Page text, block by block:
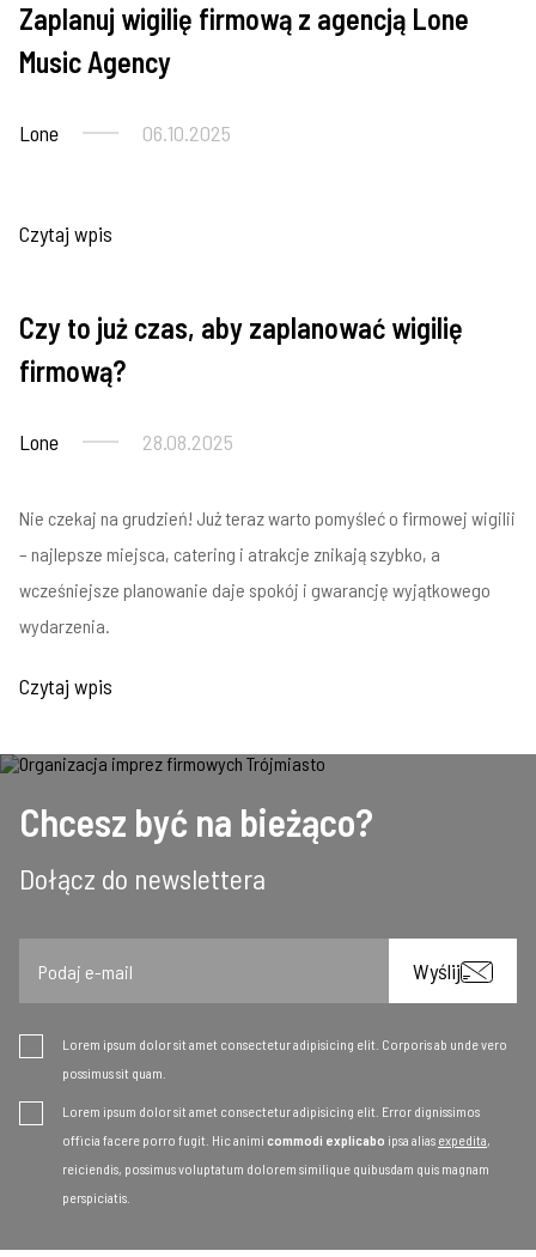
Imprezy firmowe
Zaplanuj wigilię firmową z agencją Lone
Music Agency
Lone 06.10.2025
Czytaj wpis
Imprezy firmowe
Czy to już czas, aby zaplanować wigilię
firmową?
Lone 28.08.2025
Nie czekaj na grudzień! Już teraz warto pomyśleć o firmowej wigilii
– najlepsze miejsca, catering i atrakcje znikają szybko, a
wcześniejsze planowanie daje spokój i gwarancję wyjątkowego
wydarzenia.
Czytaj wpis
Chcesz być na bieżąco?
Dołącz do newslettera
Email
Wyślij
Lorem ipsum dolor sit amet consectetur adipisicing elit. Corporis ab unde vero
possimus sit quam.
Lorem ipsum dolor sit amet consectetur adipisicing elit. Error dignissimos
officia facere porro fugit. Hic animi commodi explicabo ipsa alias expedita,
reiciendis, possimus voluptatum dolorem similique quibusdam quis magnam
perspiciatis.